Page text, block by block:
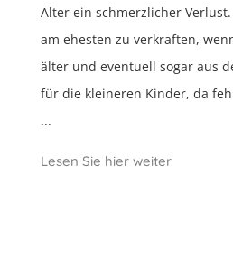
Alter ein schmerzlicher
am ehesten zu verkraften,
älter und eventuell sogar aus
für die kleineren Kinder, da
...
Lesen Sie hier weiter